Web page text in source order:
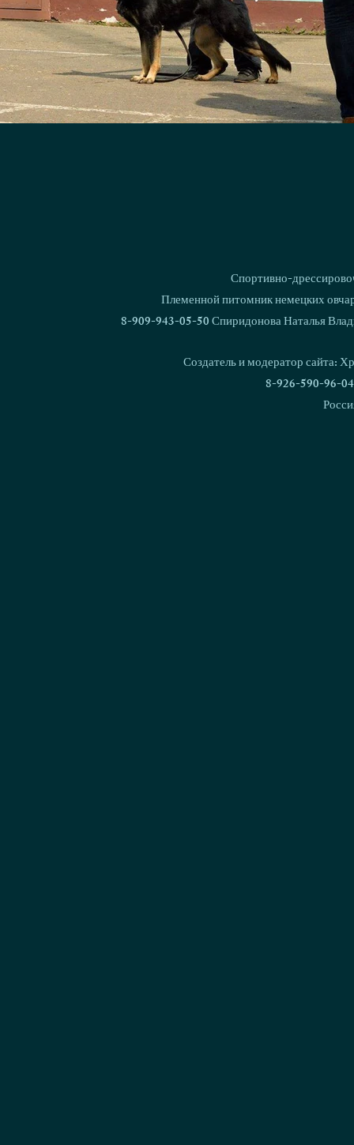
Спортивно-
Племенной питомник немецких
8-909-943-05-50 Спиридонова Наталья
Создатель и модератор сайта:
8-926-590-96-